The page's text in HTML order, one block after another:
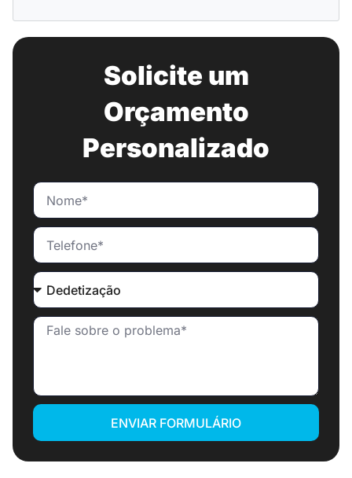
Solicite um
Orçamento
Personalizado
ENVIAR FORMULÁRIO